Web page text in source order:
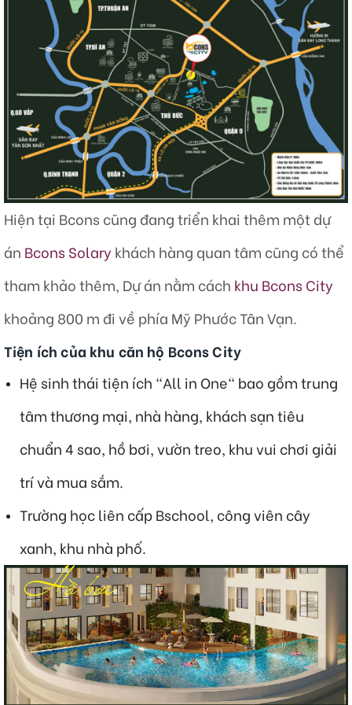
Hiện tại Bcons cũng đang triển khai thêm một dự
án Bcons Solary khách hàng quan tâm cũng có thể
tham khảo thêm, Dự án nằm cách khu Bcons City
khoảng 800 m đi về phía Mỹ Phước Tân Vạn.
Tiện ích của khu căn hộ Bcons City
Hệ sinh thái tiện ích "All in One" bao gồm trung
tâm thương mại, nhà hàng, khách sạn tiêu
chuẩn 4 sao, hồ bơi, vườn treo, khu vui chơi giải
trí và mua sắm.
Trường học liên cấp Bschool, công viên cây
xanh, khu nhà phố.